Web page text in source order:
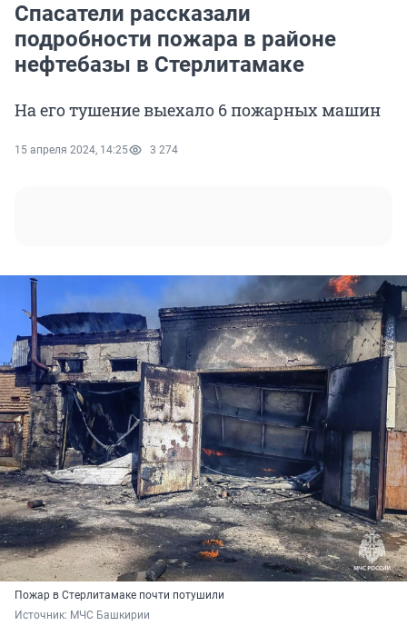
Спасатели рассказали
подробности пожара в районе
нефтебазы в Стерлитамаке
На его тушение выехало 6 пожарных машин
15 апреля 2024, 14:25 3 274
Пожар в Стерлитамаке почти потушили
Источник: МЧС Башкирии